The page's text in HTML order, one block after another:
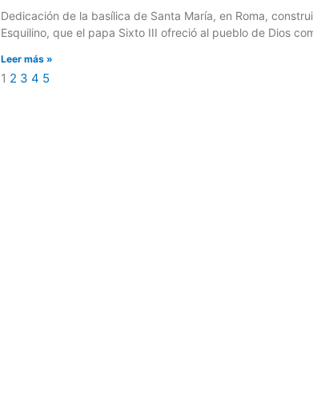
Dedicación de la basílica de Santa María, en Roma,
Esquilino, que el papa Sixto III ofreció al pueblo de Dios
Leer más »
1 2 3 4 5